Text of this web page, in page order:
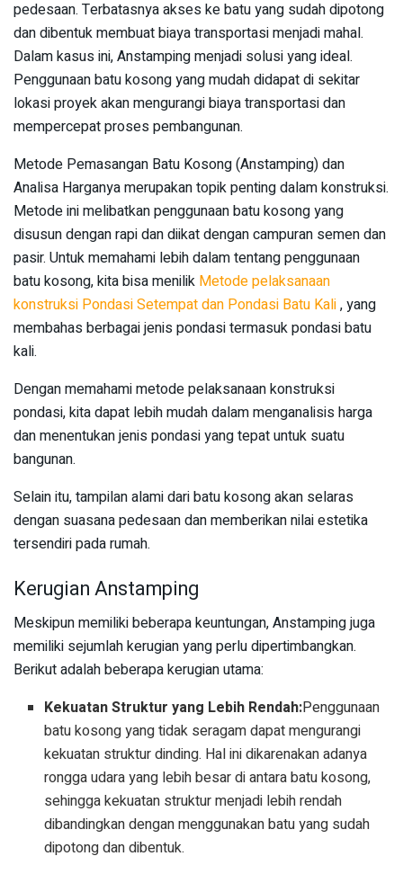
pedesaan. Terbatasnya akses ke batu yang sudah dipotong
dan dibentuk membuat biaya transportasi menjadi mahal.
Dalam kasus ini, Anstamping menjadi solusi yang ideal.
Penggunaan batu kosong yang mudah didapat di sekitar
lokasi proyek akan mengurangi biaya transportasi dan
mempercepat proses pembangunan.
Metode Pemasangan Batu Kosong (Anstamping) dan
Analisa Harganya merupakan topik penting dalam konstruksi.
Metode ini melibatkan penggunaan batu kosong yang
disusun dengan rapi dan diikat dengan campuran semen dan
pasir. Untuk memahami lebih dalam tentang penggunaan
batu kosong, kita bisa menilik Metode pelaksanaan
konstruksi Pondasi Setempat dan Pondasi Batu Kali, yang
membahas berbagai jenis pondasi termasuk pondasi batu
kali.
Dengan memahami metode pelaksanaan konstruksi
pondasi, kita dapat lebih mudah dalam menganalisis harga
dan menentukan jenis pondasi yang tepat untuk suatu
bangunan.
Selain itu, tampilan alami dari batu kosong akan selaras
dengan suasana pedesaan dan memberikan nilai estetika
tersendiri pada rumah.
Kerugian Anstamping
Meskipun memiliki beberapa keuntungan, Anstamping juga
memiliki sejumlah kerugian yang perlu dipertimbangkan.
Berikut adalah beberapa kerugian utama:
Kekuatan Struktur yang Lebih Rendah:Penggunaan
batu kosong yang tidak seragam dapat mengurangi
kekuatan struktur dinding. Hal ini dikarenakan adanya
rongga udara yang lebih besar di antara batu kosong,
sehingga kekuatan struktur menjadi lebih rendah
dibandingkan dengan menggunakan batu yang sudah
dipotong dan dibentuk.